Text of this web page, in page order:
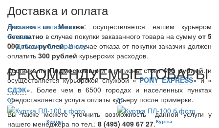
Доставка и оплата
Доставка поМоскве: осуществляется нашим курьером
бесплатно в случае покупки заказанного товара на сумму от 5
000 тыс. рублей. В случае отказа от покупки заказчик должен
оплатить 300 рублей курьерских расходов.
Доставка поПодмосковьюи в регионы стоит490 рублей. и
осуществляется курьерской службой «PONY EXPRESS» и «
СДЭК». Более чем в 6500 городах и населенных пунктах
предоставляется услуга оплаты курьеру после примерки.
Вы также можете уточнить возможность данной услуги у
нашего менеджера по тел.: 8 (495) 409 67 27.
Наличие в магазинах
Отзывы
Добавить в избранное
РЕКОМЕНДУЕМЫЕ ТОВАРЫ
Куртка
Куртка